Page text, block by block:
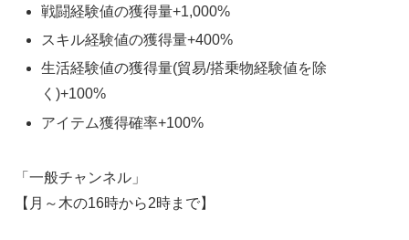
戦闘経験値の獲得量+1,000%
スキル経験値の獲得量+400%
生活経験値の獲得量(貿易/搭乗物経験値を除
く)+100%
アイテム獲得確率+100%
「一般チャンネル」
【月～木の16時から2時まで】